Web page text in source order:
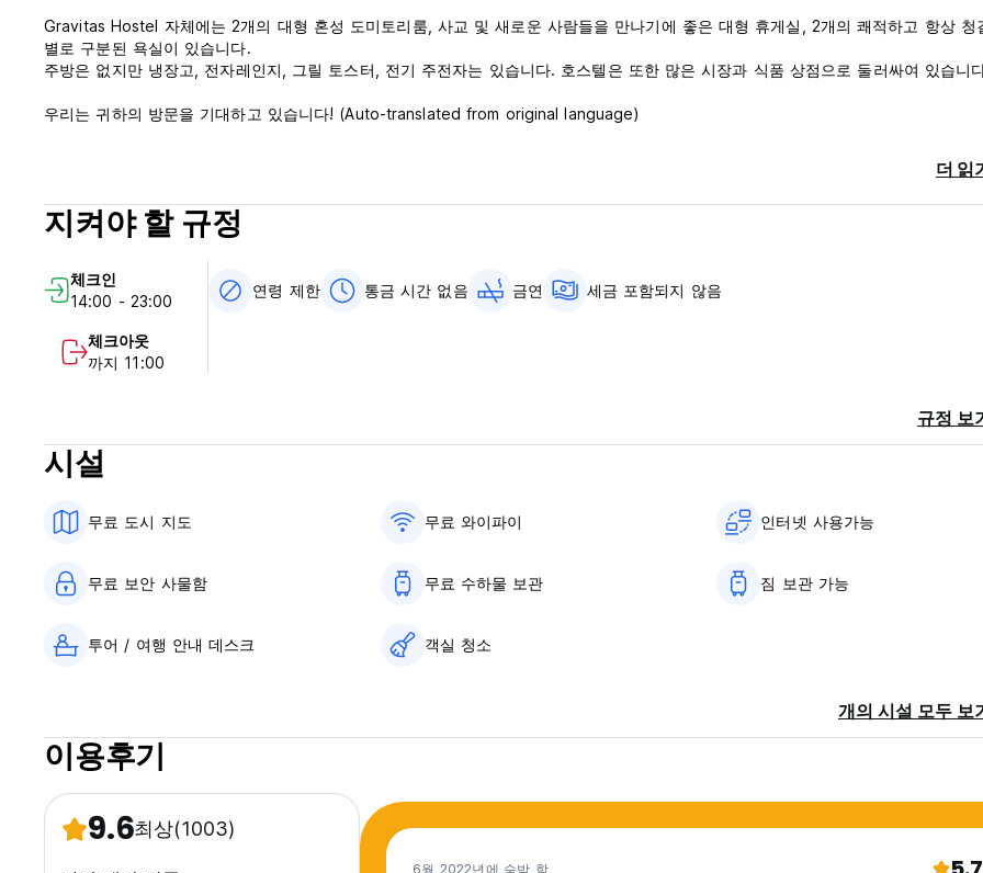
Gravitas Hostel 자체에는 2개의 대형 혼성 도미토리룸, 사교 및 새로운 사람들을 만나기에 좋은 대형 휴게실, 2개의 쾌적하고 항상 청
별로 구분된 욕실이 있습니다.
주방은 없지만 냉장고, 전자레인지, 그릴 토스터, 전기 주전자는 있습니다. 호스텔은 또한 많은 시장과 식품 상점으로 둘러싸여 있습니
우리는 귀하의 방문을 기대하고 있습니다! (Auto-translated from original language)
더 읽
지켜야 할 규정
체크인
14:00 - 23:00
체크아웃
까지 11:00
연령 제한 통금 시간 없음 금연 세금 포함되지 않음
규정 보
시설
무료 도시 지도 무료 와이파이 인터넷 사용가능
무료 보안 사물함 무료 수하물 보관 짐 보관 가능
투어 / 여행 안내 데스크 객실 청소
개의 시설 모두 보
이용후기
9.6최상(1003)
6월 2022년에 숙박 함